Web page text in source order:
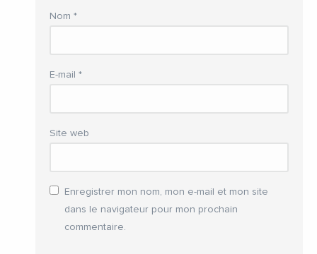
Nom *
E-mail *
Site web
Enregistrer mon nom, mon e-mail et mon site
dans le navigateur pour mon prochain
commentaire.